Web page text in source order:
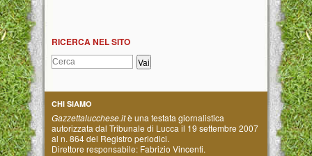
RICERCA NEL SITO
CHI SIAMO
Gazzettalucchese.itè una testata giornalistica
autorizzata dal Tribunale di Lucca il 19 settembre 2007
al n. 864 del Registro periodici.
Direttore responsabile: Fabrizio Vincenti.